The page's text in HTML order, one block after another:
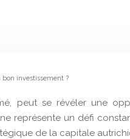
investissement ?
peut se révéler une
représente un défi
de la capitale